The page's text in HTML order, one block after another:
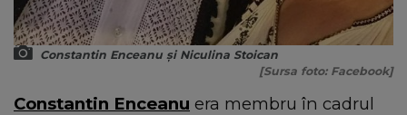
Constantin Enceanu și Niculina Stoican
[Sursa foto: Facebook]
Constantin Enceanu era membru în cadrul